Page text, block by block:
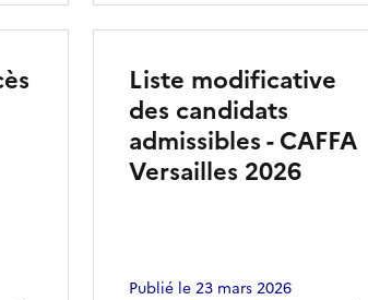
Liste modificative
des candidats
admissibles - CAFFA
Versailles 2026
Publié le 23 mars 2026